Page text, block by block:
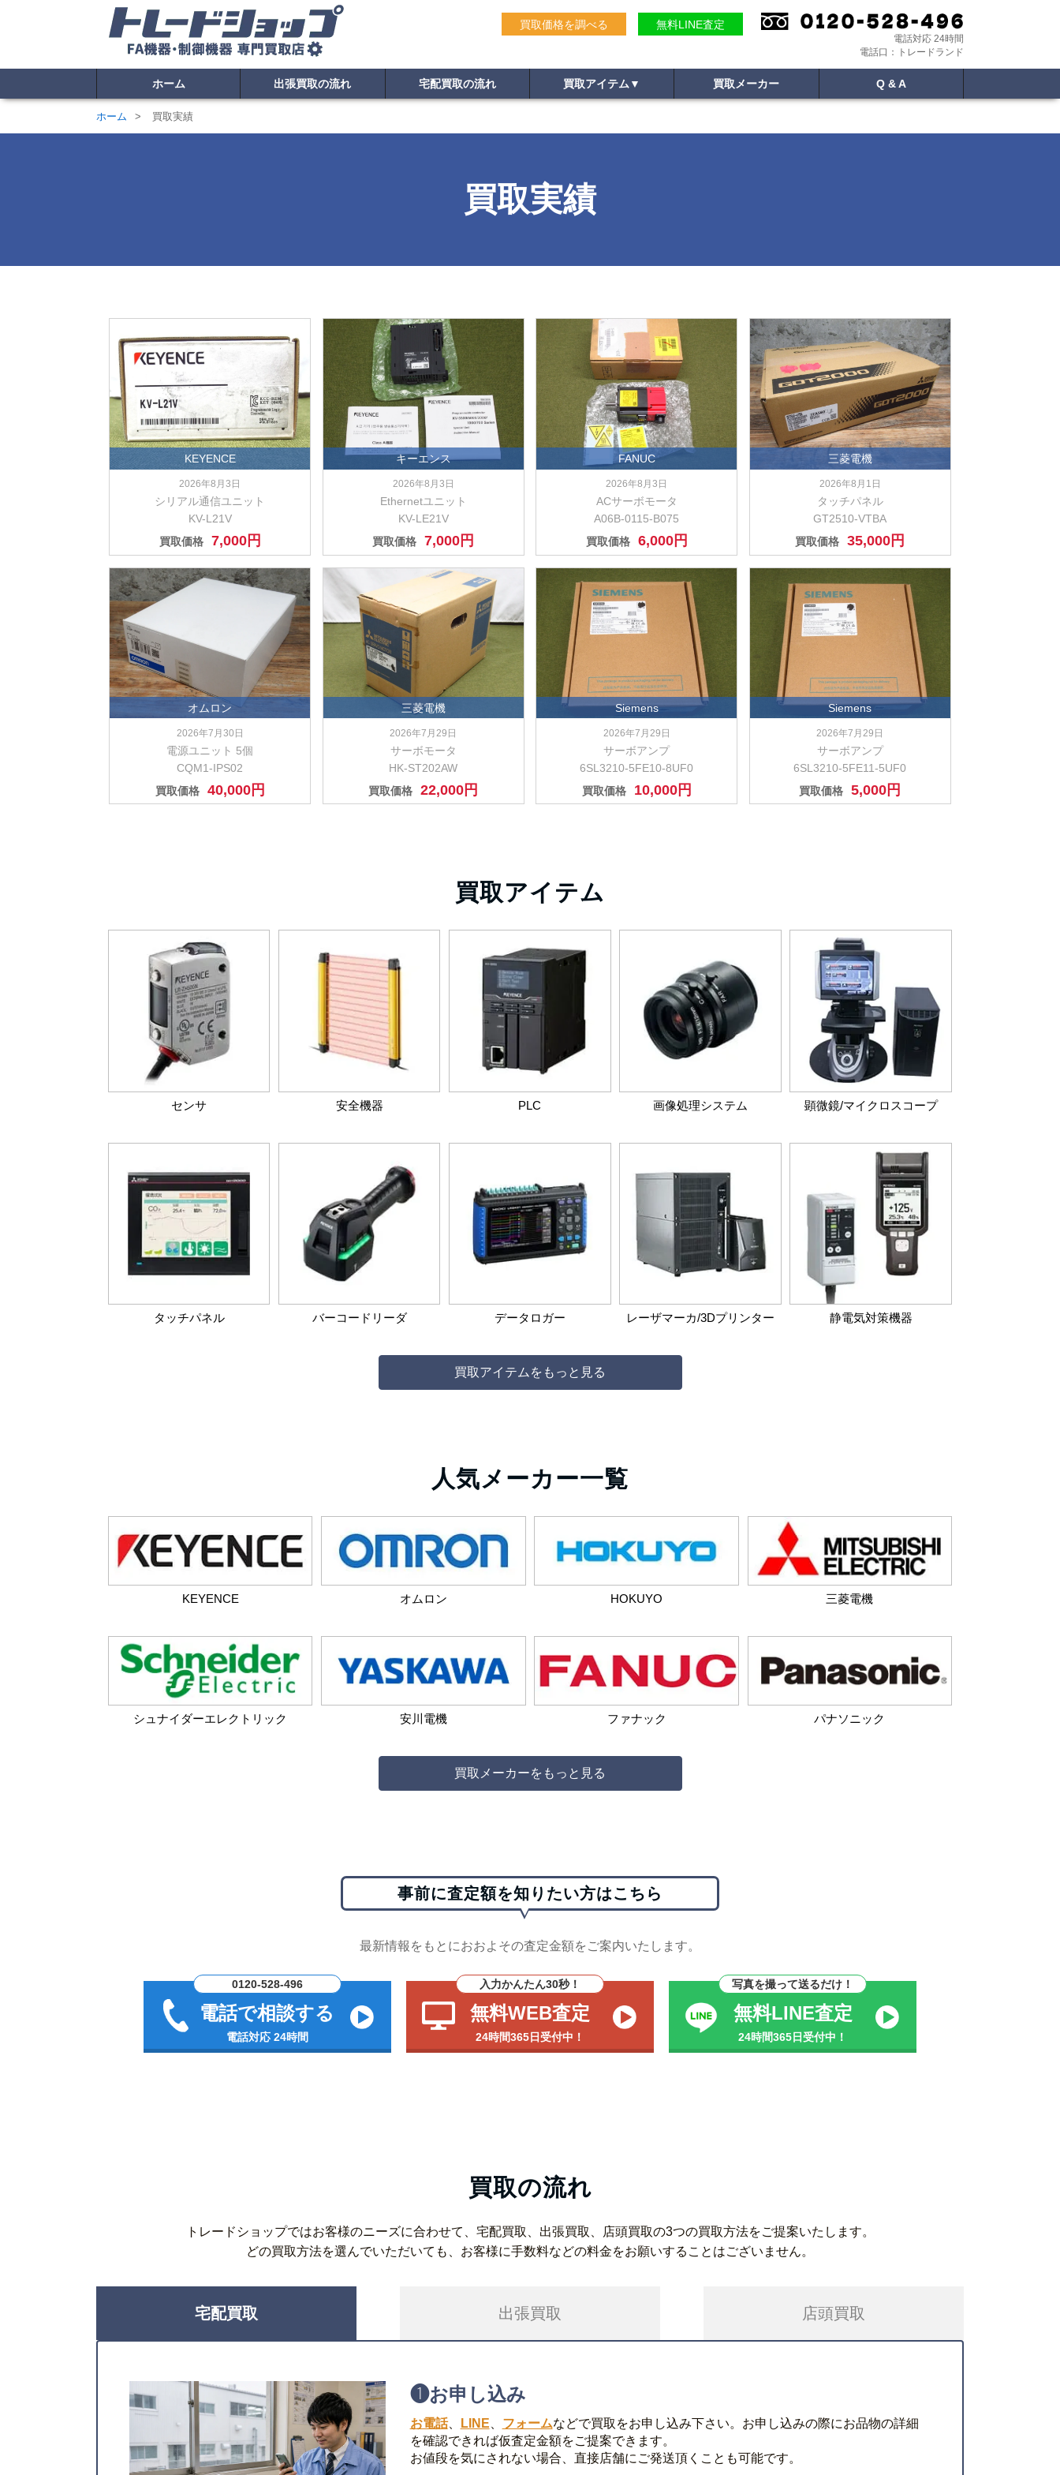
買取価格を調べる 無料LINE査定
電話対応 24時間
電話口：トレードランド
ホーム 出張買取の流れ 宅配買取の流れ 買取アイテム ▼ 買取メーカー Q & A
ホーム 買取実績
買取実績
KEYENCE
2026年8月3日
シリアル通信ユニット
KV-L21V
買取価格
7,000円
キーエンス
2026年8月3日
Ethernetユニット
KV-LE21V
買取価格
7,000円
FANUC
2026年8月3日
ACサーボモータ
A06B-0115-B075
買取価格
6,000円
三菱電機
2026年8月1日
タッチパネル
GT2510-VTBA
買取価格
35,000円
オムロン
2026年7月30日
電源ユニット 5個
CQM1-IPS02
買取価格
40,000円
三菱電機
2026年7月29日
サーボモータ
HK-ST202AW
買取価格
22,000円
Siemens
2026年7月29日
サーボアンプ
6SL3210-5FE10-8UF0
買取価格
10,000円
Siemens
2026年7月29日
サーボアンプ
6SL3210-5FE11-5UF0
買取価格
5,000円
買取アイテム
センサ 安全機器 PLC 画像処理システム 顕微鏡/マイクロスコープ
タッチパネル バーコードリーダ データロガー レーザマーカ/3Dプリンター 静電気対策機器
買取アイテムをもっと見る
人気メーカー一覧
KEYENCE オムロン HOKUYO 三菱電機
シュナイダーエレクトリック 安川電機 ファナック パナソニック
買取メーカーをもっと見る
事前に査定額を知りたい方はこちら
最新情報をもとにおおよその査定金額をご案内いたします。
0120-528-496
電話で相談する
電話対応 24時間
入力かんたん30秒！
無料WEB査定
24時間365日受付中！
写真を撮って送るだけ！
無料LINE査定
24時間365日受付中！
買取の流れ
トレードショップではお客様のニーズに合わせて、宅配買取、出張買取、店頭買取の3つの買取方法をご提案いたします。
どの買取方法を選んでいただいても、お客様に手数料などの料金をお願いすることはございません。
宅配買取 出張買取 店頭買取
❶お申し込み
お電話、 LINE フォームなどで買取をお申し込み下さい。お申し込みの際にお品物の詳細
を確認できれば仮査定金額をご提案できます。
お値段を気にされない場合、直接店舗にご発送頂くことも可能です。